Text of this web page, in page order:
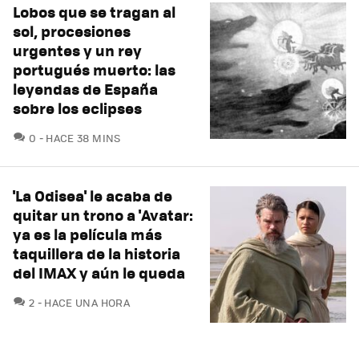
Lobos que se tragan al
sol, procesiones
urgentes y un rey
portugués muerto: las
leyendas de España
sobre los eclipses
0 COMENTARIOS
HACE 38 MINS
'La Odisea' le acaba de
quitar un trono a 'Avatar:
ya es la película más
taquillera de la historia
del IMAX y aún le queda
2 COMENTARIOS
HACE UNA HORA